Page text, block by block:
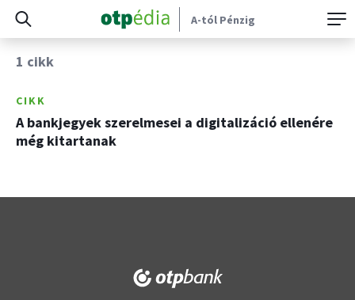
A-tól Pénzig
1 cikk
CIKK
A bankjegyek szerelmesei a digitalizáció ellenére
még kitartanak